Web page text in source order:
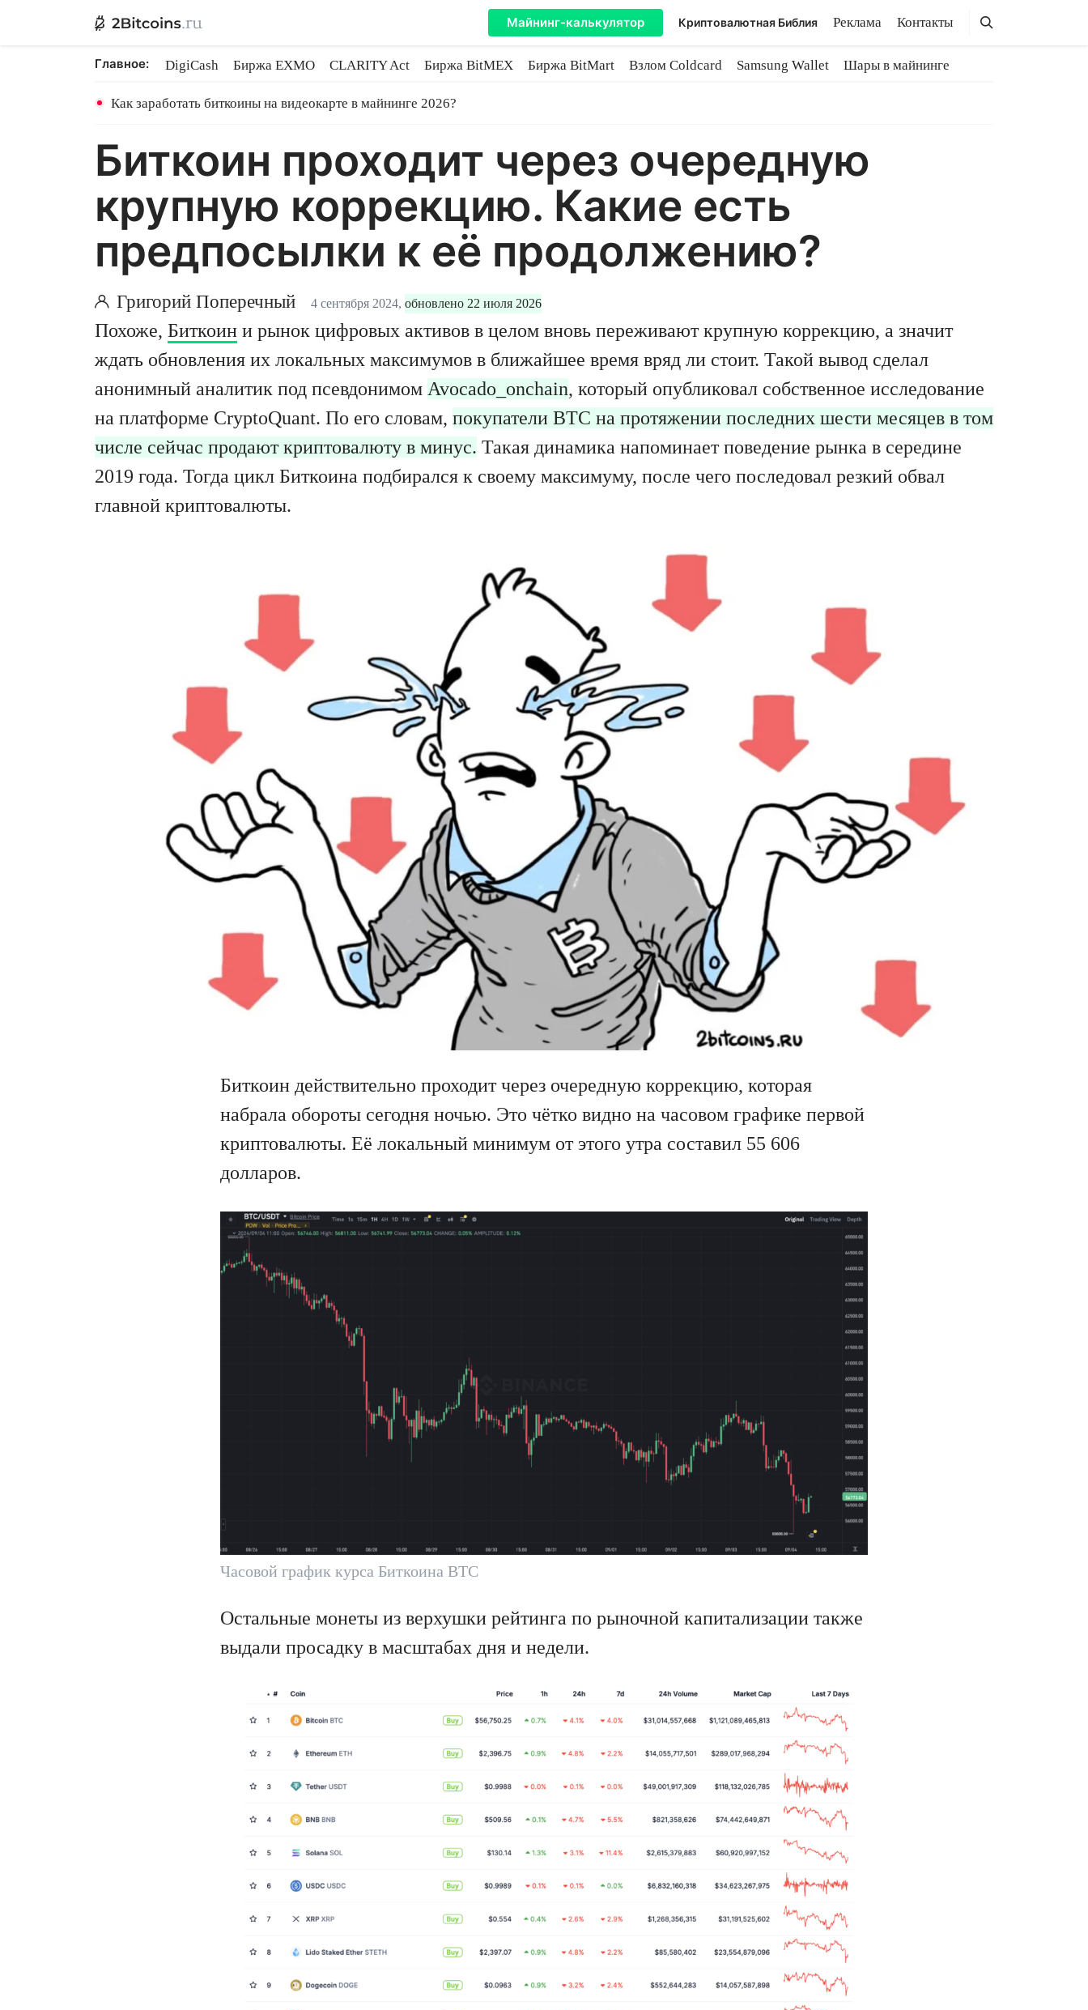
Майнинг-калькулятор Криптовалютная Библия Реклама Контакты Поиск
Поиск
Главное: DigiCash Биржа EXMO CLARITY Act Биржа BitMEX Биржа BitMart Взлом Coldcard Samsung Wallet
Шары в майнинге
Как заработать биткоины на видеокарте в майнинге 2026?
Биткоин проходит через очередную
крупную коррекцию. Какие есть
предпосылки к её продолжению?
Григорий Поперечный 4 сентября 2024, обновлено 22 июля 2026
Похоже, Биткоин и рынок цифровых активов в целом вновь переживают крупную коррекцию, а значит
ждать обновления их локальных максимумов в ближайшее время вряд ли стоит. Такой вывод сделал
анонимный аналитик под псевдонимом Avocado_onchain, который опубликовал собственное исследование
на платформе CryptoQuant. По его словам, покупатели BTC на протяжении последних шести месяцев в том
числе сейчас продают криптовалюту в минус. Такая динамика напоминает поведение рынка в середине
2019 года. Тогда цикл Биткоина подбирался к своему максимуму, после чего последовал резкий обвал
главной криптовалюты.
Биткоин действительно проходит через очередную коррекцию, которая
набрала обороты сегодня ночью. Это чётко видно на часовом графике первой
криптовалюты. Её локальный минимум от этого утра составил 55 606
долларов.
Часовой график курса Биткоина BTC
Остальные монеты из верхушки рейтинга по рыночной капитализации также
выдали просадку в масштабах дня и недели.